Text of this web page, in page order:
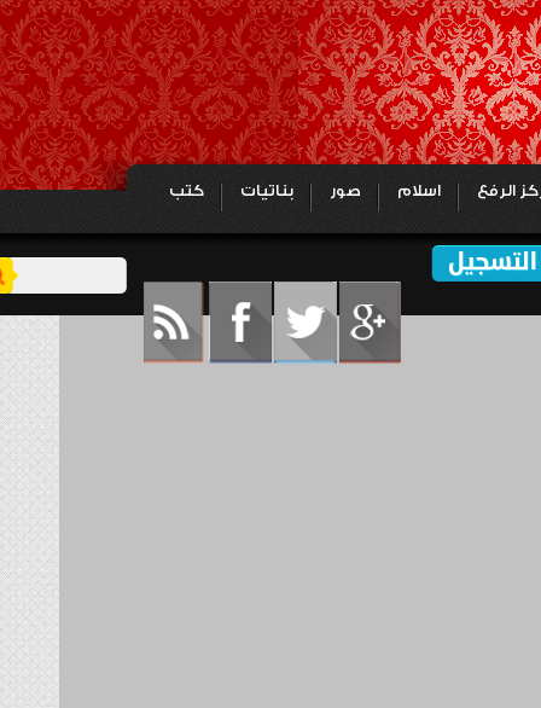
اسلام صور بناتيات كتب